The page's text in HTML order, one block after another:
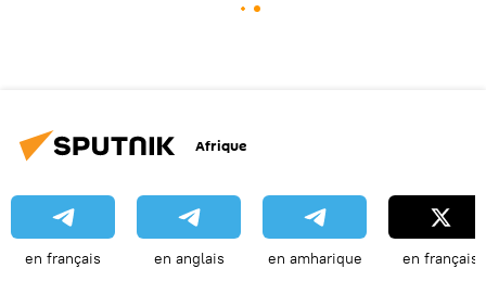
Afrique
en français en anglais en amharique en français